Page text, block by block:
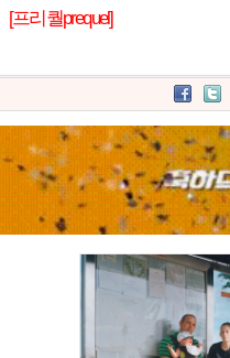
[프리퀄prequel]